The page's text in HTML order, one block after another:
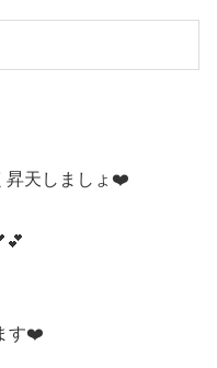
昇天しましょ❤️
す❤️